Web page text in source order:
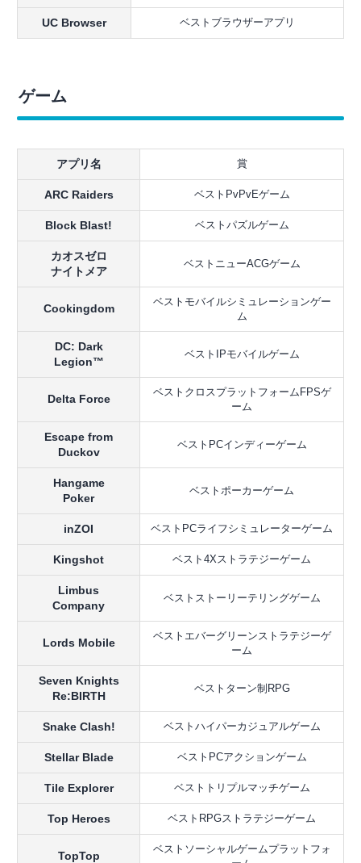
UC Browser ベストブラウザーアプリ
ゲーム
アプリ名 賞
ARC Raiders ベストPvPvEゲーム
Block Blast! ベストパズルゲーム
カオスゼロ
ナイトメア
ベストニューACGゲーム
Cookingdom
ベストモバイルシミュレーションゲー
ム
DC: Dark
Legion™
ベストIPモバイルゲーム
Delta Force
ベストクロスプラットフォームFPSゲ
ーム
Escape from
Duckov
ベストPCインディーゲーム
Hangame
Poker
ベストポーカーゲーム
inZOI ベストPCライフシミュレーターゲーム
Kingshot ベスト4Xストラテジーゲーム
Limbus
Company
ベストストーリーテリングゲーム
Lords Mobile
ベストエバーグリーンストラテジーゲ
ーム
Seven Knights
Re:BIRTH
ベストターン制RPG
Snake Clash! ベストハイパーカジュアルゲーム
Stellar Blade ベストPCアクションゲーム
Tile Explorer ベストトリプルマッチゲーム
Top Heroes ベストRPGストラテジーゲーム
TopTop
ベストソーシャルゲームプラットフォ